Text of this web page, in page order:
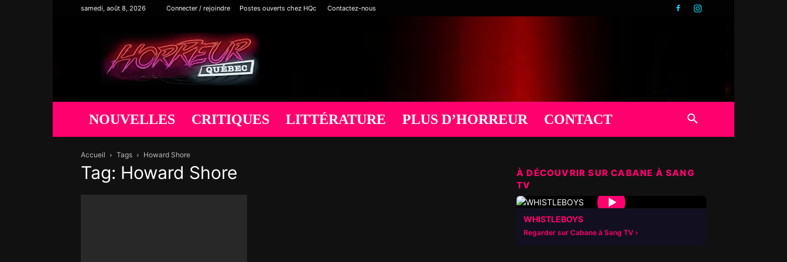
samedi, août 8, 2026 Connecter / rejoindre Postes ouverts chez HQc Contactez-nous
Horreur
Québec
NOUVELLES CRITIQUES LITTÉRATURE PLUS D’HORREUR CONTACT
Accueil Tags Howard Shore
Tag: Howard Shore
À DÉCOUVRIR SUR CABANE À SANG
TV
▶
WHISTLEBOYS
Regarder sur Cabane à Sang TV